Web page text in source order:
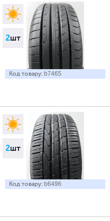
2шт
Код товару: b7465
2шт
Код товару: b6496